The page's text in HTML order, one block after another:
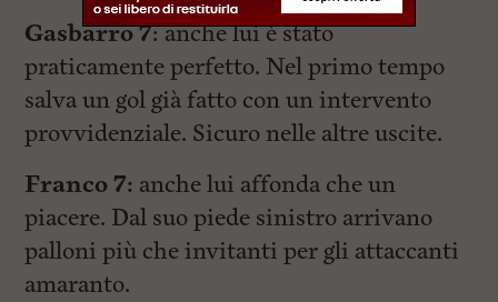
Gasbarro 7: anche lui è stato
praticamente perfetto. Nel primo tempo
salva un gol già fatto con un intervento
provvidenziale. Sicuro nelle altre uscite.
Franco 7: anche lui affonda che un
piacere. Dal suo piede sinistro arrivano
palloni più che invitanti per gli attaccanti
amaranto.